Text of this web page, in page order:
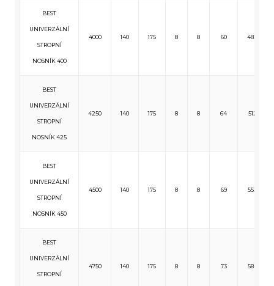
BEST
UNIVERZÁLNÍ
STROPNÍ
NOSNÍK 400
4000 140 175 8 8 60 482
BEST
UNIVERZÁLNÍ
STROPNÍ
NOSNÍK 425
4250 140 175 8 8 64 512
BEST
UNIVERZÁLNÍ
STROPNÍ
NOSNÍK 450
4500 140 175 8 8 69 552
BEST
UNIVERZÁLNÍ
STROPNÍ
4750 140 175 8 8 73 584